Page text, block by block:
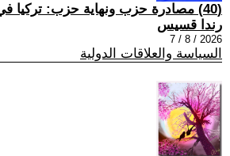
(40) مصادرة حزب ونهاية حزب: تركيا في نهاية حقبة
رندا قسيس
2026 / 8 / 7
السياسة والعلاقات الدولية